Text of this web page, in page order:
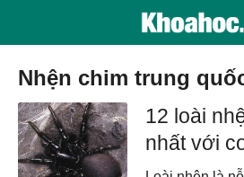
nhện chim trung
12 loài
nhất với